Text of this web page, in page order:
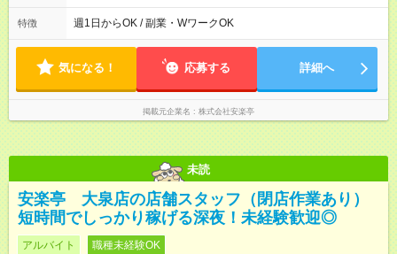
日3時間～OK！】 ＊レギュラー勤務ももちろん大歓迎！ 「子ど
ものお迎えまでの時間」 「ランチタイムだけ」 など、家庭の予
談可能◎
特徴 週1日からOK / 副業・WワークOK
気になる！ 応募する 詳細へ
掲載元企業名 株式会社安楽亭
未読
安楽亭 大泉店の店舗スタッフ（閉店作業あり）
短時間でしっかり稼げる深夜！未経験歓迎◎
アルバイト 職種未経験OK